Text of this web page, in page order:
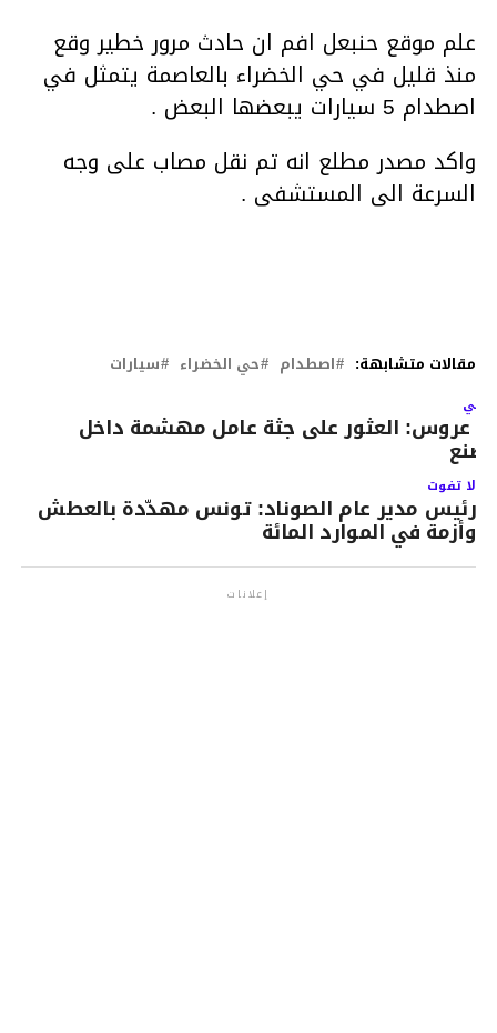
علم موقع حنبعل افم ان حادث مرور خطير وقع
منذ قليل في حي الخضراء بالعاصمة يتمثل في
اصطدام 5 سيارات يبعضها البعض .
واكد مصدر مطلع انه تم نقل مصاب على وجه
السرعة الى المستشفى .
مقالات متشابهة: اصطدام حي الخضراء سيارات
عروس: العثور على جثة عامل مهشمة داخل
لا تفوت
رئيس مدير عام الصوناد: تونس مهدّدة بالعطش
وأزمة في الموارد المائة
إعلانات